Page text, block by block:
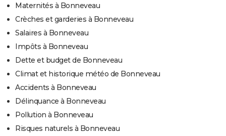
Maternités à Bonneveau
Crèches et garderies à Bonneveau
Salaires à Bonneveau
Impôts à Bonneveau
Dette et budget de Bonneveau
Climat et historique météo de Bonneveau
Accidents à Bonneveau
Délinquance à Bonneveau
Pollution à Bonneveau
Risques naturels à Bonneveau